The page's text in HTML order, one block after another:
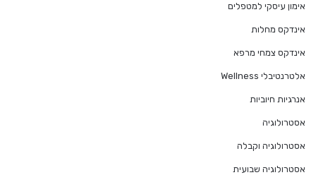
אימון עיסקי למטפלים
אינדקס מחלות
אינדקס צמחי מרפא
אלטרנטיבלי Wellness
אנרגיות חיוביות
אסטרולוגיה
אסטרולוגיה וקבלה
אסטרולוגיה שבועית